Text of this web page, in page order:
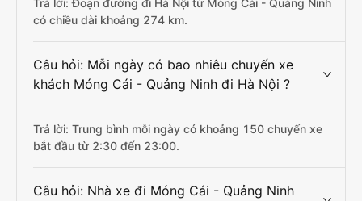
Trả lời: Đoạn đường đi Hà Nội từ Móng Cái - Quảng Ninh
có chiều dài khoảng 274 km.
Câu hỏi: Mỗi ngày có bao nhiêu chuyến xe
khách Móng Cái - Quảng Ninh đi Hà Nội ?
Trả lời: Trung bình mỗi ngày có khoảng 150 chuyến xe
bắt đầu từ 2:30 đến 23:00.
Câu hỏi: Nhà xe đi Móng Cái - Quảng Ninh